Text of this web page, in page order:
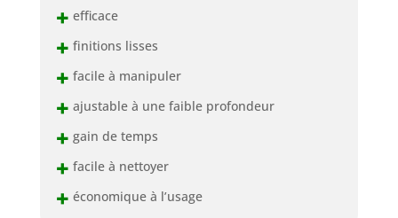
+ efficace
+ finitions lisses
+ facile à manipuler
+ ajustable à une faible profondeur
+ gain de temps
+ facile à nettoyer
+ économique à l’usage